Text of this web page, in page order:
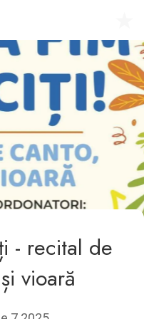
- recital de
vioară
🇫🇷 🇺🇦